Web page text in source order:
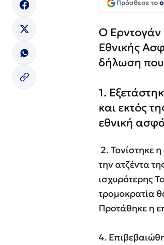
Πρόσθεσε το
Ο Ερντογάν
Εθνικής
δήλωση που
1.
και εκτός
εθνική
2. Τονίστηκε
την ατζέντα
ισχυρότερης
τρομοκρατία
Προτάθηκε η
4.